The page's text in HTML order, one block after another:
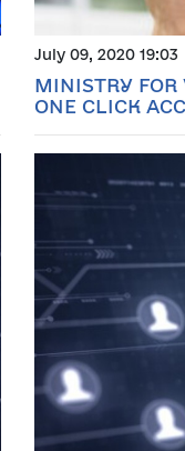
July 09, 2020 19:03
MINISTRY FOR
ONE CLICK